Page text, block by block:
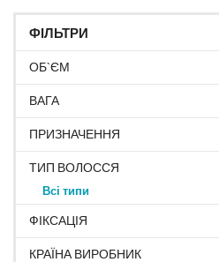
ФІЛЬТРИ
ОБ`ЄМ
ВАГА
ПРИЗНАЧЕННЯ
ТИП ВОЛОССЯ
Всі типи
ФІКСАЦІЯ
КРАЇНА ВИРОБНИК